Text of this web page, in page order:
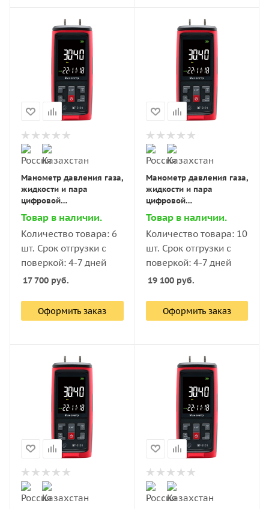
Манометр давления газа,
жидкости и пара
цифровой
дифференциальный В7-
5101 ±50 кПа
Товар в наличии.
Количество товара: 6
шт. Срок отгрузки с
поверкой: 4-7 дней
17 700 руб.
Оформить заказ
Манометр давления газа,
жидкости и пара
цифровой
дифференциальный В7-
5101 ±100 кПа
Товар в наличии.
Количество товара: 10
шт. Срок отгрузки с
поверкой: 4-7 дней
19 100руб.
Оформить заказ